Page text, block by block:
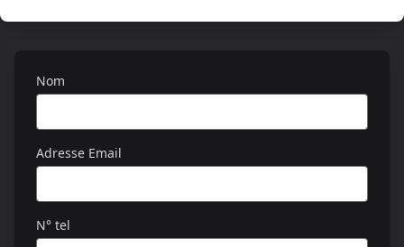
Nom
Adresse Email
N° tel